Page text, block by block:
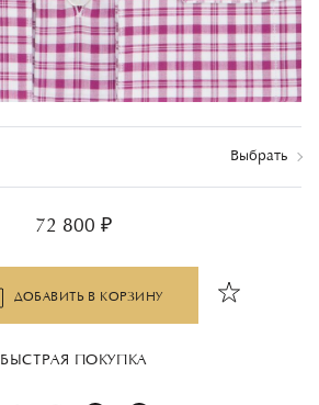
Выбрать
72 800 ₽
ДОБАВИТЬ В КОРЗИНУ
БЫСТРАЯ ПОКУПКА